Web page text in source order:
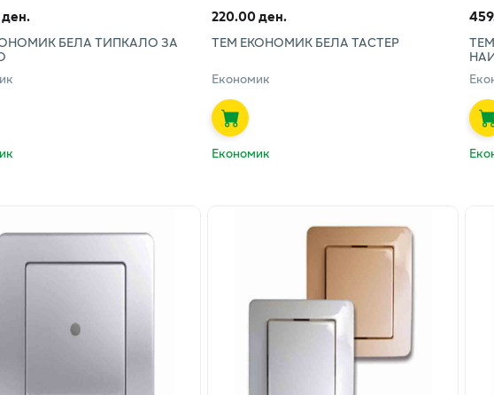
БЕЛА ТИПКАЛО ЗА
220.00 ден.
ТЕМ ЕКОНОМИК БЕЛА ТАСТЕР
Економик
Економик